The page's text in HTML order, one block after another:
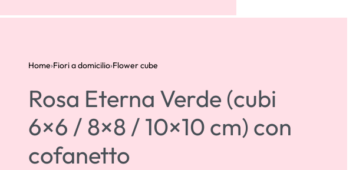
Home›Fiori a domicilio›Flower cube
Rosa Eterna Verde (cubi
6×6 / 8×8 / 10×10 cm) con
cofanetto